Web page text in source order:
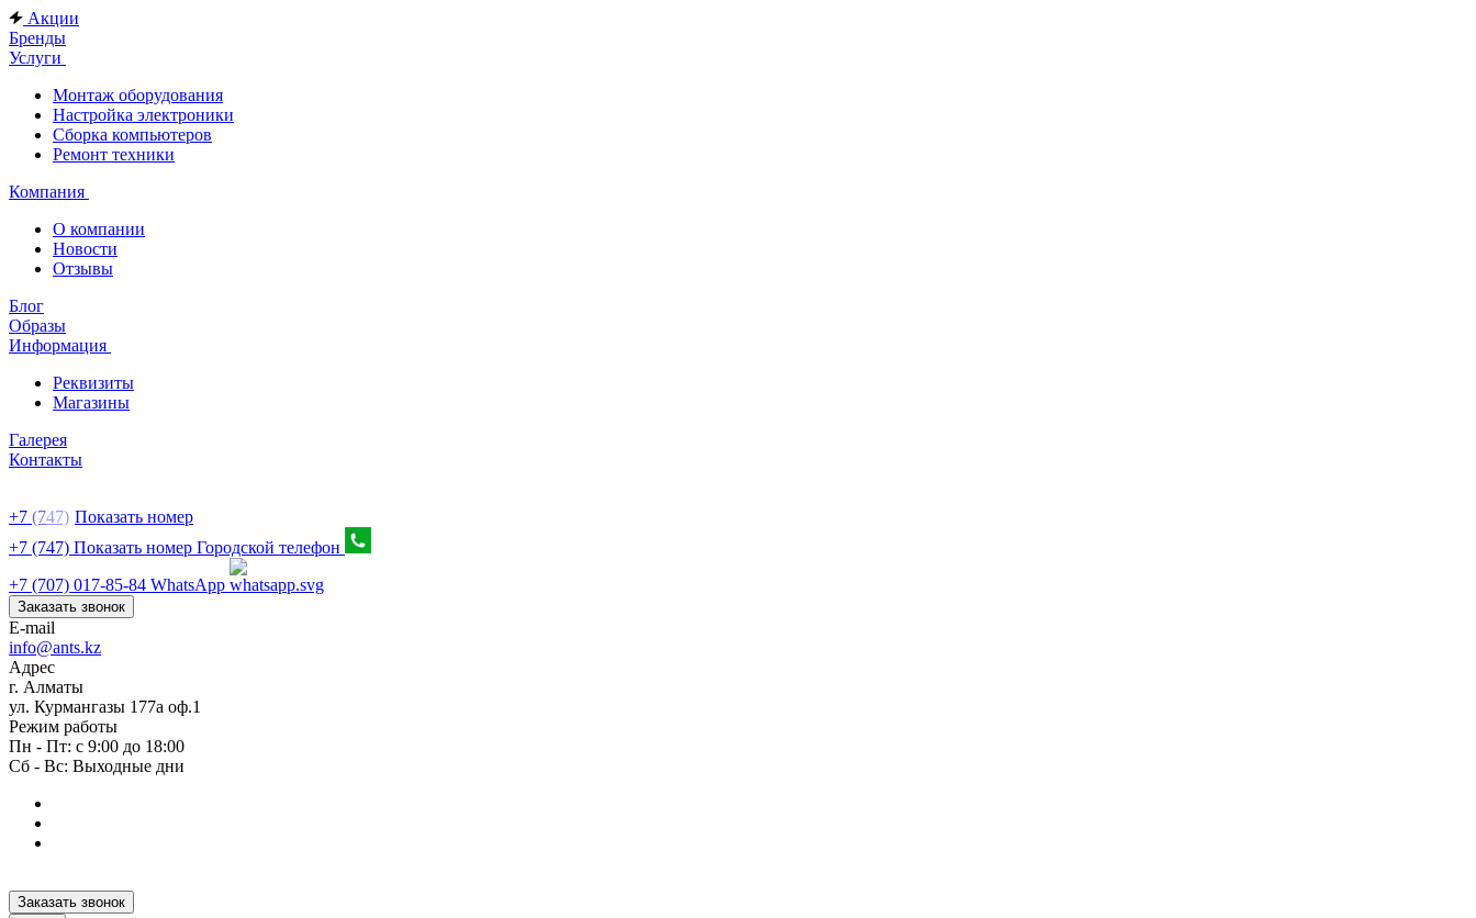
Акции
Бренды
Услуги
Монтаж оборудования
Настройка электроники
Сборка компьютеров
Ремонт техники
Компания
О компании
Новости
Отзывы
Блог
Образы
Информация
Реквизиты
Магазины
Галерея
Контакты
+7 (747) Показать номер
+7 (747) Показать номер Городской телефон
+7 (707) 017-85-84 WhatsApp
Заказать звонок
E-mail
info@ants.kz
Адрес
г. Алматы
ул. Курмангазы 177а оф.1
Режим работы
Пн - Пт: с 9:00 до 18:00
Сб - Вс: Выходные дни
Заказать звонок